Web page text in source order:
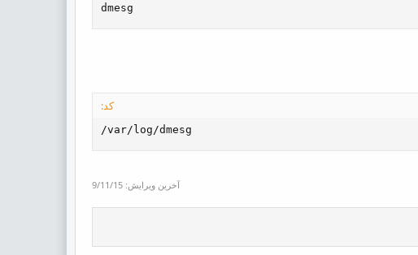
dmesg
کد:
/var/log/dmesg
آخرین ویرایش: 9/11/15